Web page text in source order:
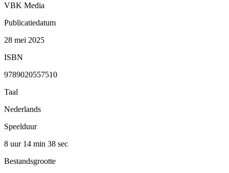
VBK Media
Publicatiedatum
28 mei 2025
ISBN
9789020557510
Taal
Nederlands
Speelduur
8 uur 14 min 38 sec
Bestandsgrootte